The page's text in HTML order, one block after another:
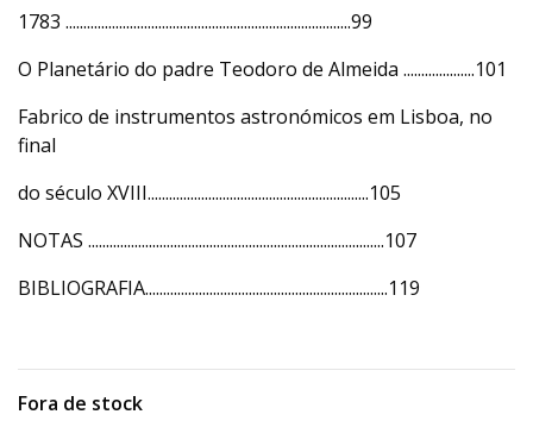
1783 ................................................................................99
O Planetário do padre Teodoro de Almeida ....................101
Fabrico de instrumentos astronómicos em Lisboa, no
final
do século XVIII..............................................................105
NOTAS ...................................................................................107
BIBLIOGRAFIA....................................................................119
Fora de stock